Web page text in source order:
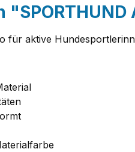
für aktive